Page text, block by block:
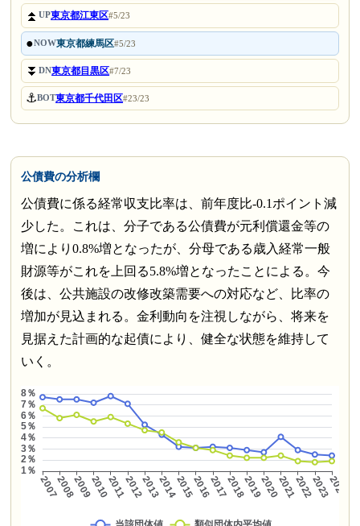
⏫UP東京都江東区#5/23
●NOW東京都練馬区#5/23
⏬DN東京都目黒区#7/23
⚓BOT東京都千代田区#23/23
公債費の分析欄
公債費に係る経常収支比率は、前年度比-0.1ポイント減
少した。これは、分子である公債費が元利償還金等の
増により0.8%増となったが、分母である歳入経常一般
財源等がこれを上回る5.8%増となったことによる。今
後は、公共施設の改修改築需要への対応など、比率の
増加が見込まれる。金利動向を注視しながら、将来を
見据えた計画的な起債により、健全な状態を維持して
いく。